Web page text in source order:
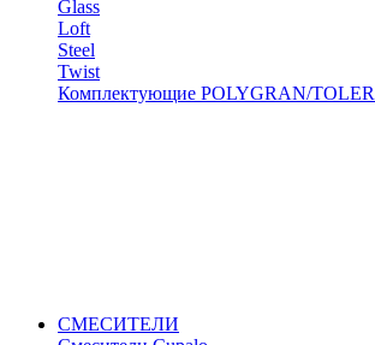
Glass
Loft
Steel
Twist
Комплектующие POLYGRAN/
СМЕСИТЕЛИ